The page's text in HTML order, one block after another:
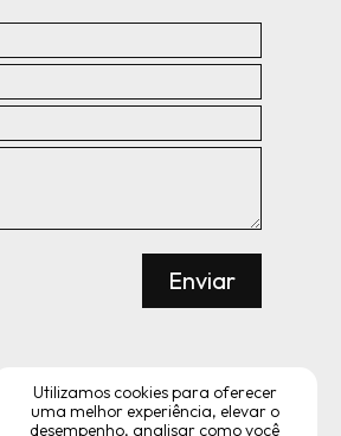
Utilizamos cookies para oferecer
uma melhor experiência, elevar o
desempenho, analisar como você